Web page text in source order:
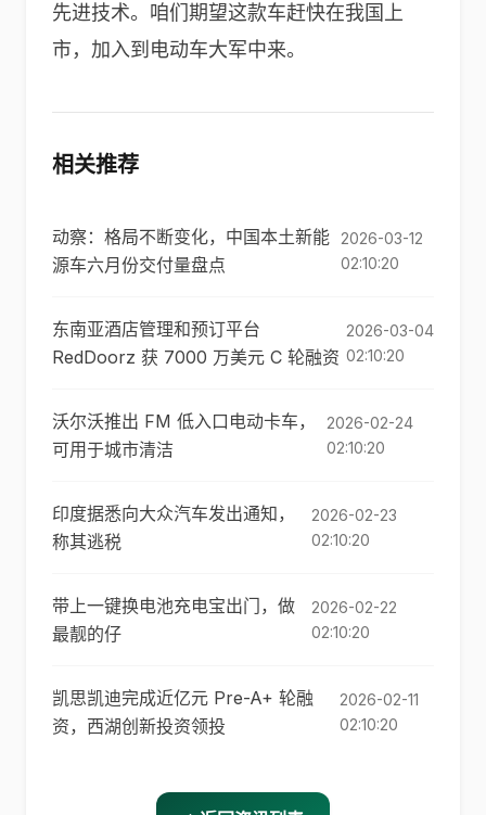
先进技术。咱们期望这款车赶快在我国上
市，加入到电动车大军中来。
相关推荐
动察：格局不断变化，中国本土新能
源车六月份交付量盘点
2026-03-12
02:10:20
东南亚酒店管理和预订平台
RedDoorz 获 7000 万美元 C 轮融资
2026-03-04
02:10:20
沃尔沃推出 FM 低入口电动卡车，
可用于城市清洁
2026-02-24
02:10:20
印度据悉向大众汽车发出通知，
称其逃税
2026-02-23
02:10:20
带上一键换电池充电宝出门，做
最靓的仔
2026-02-22
02:10:20
凯思凯迪完成近亿元 Pre-A+ 轮融
资，西湖创新投资领投
2026-02-11
02:10:20